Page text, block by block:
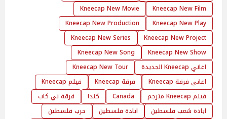
Kneecap New Film
Kneecap New Movie
Kneecap New Play
Kneecap New Production
Kneecap New Project
Kneecap New Series
Kneecap New Show
Kneecap New Song
اغاني Kneecap الجديدة
Kneecap New Tour
اغاني فرقة Kneecap
فرقة Kneecap
فيلم Kneecap
فيلم Kneecap مترجم
Canada كندا
فرقة ني كاب
ابادة شعب فلسطين
ابادة فلسطين
حرب فلسطين